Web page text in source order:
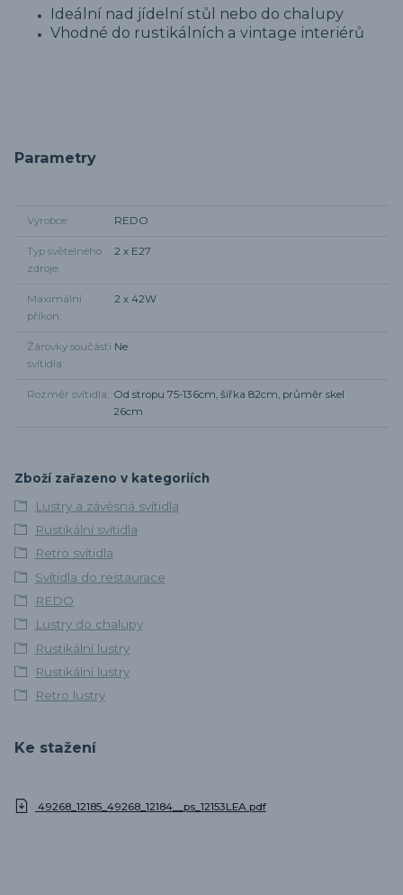
Ideální nad jídelní stůl nebo do chalupy
Vhodné do rustikálních a vintage interiérů
Parametry
Výrobce REDO
Typ světelného
zdroje
2 x E27
Maximální
příkon
2 x 42W
Žárovky součástí
svítidla
Ne
Rozměr svítidla
Od stropu 75-136cm, šířka 82cm, průměr skel
26cm
Zboží zařazeno v kategoriích
Lustry a závěsná svítidla
Rustikální svítidla
Retro svítidla
Svítidla do restaurace
REDO
Lustry do chalupy
Rustikální lustry
Rustikální lustry
Retro lustry
Ke stažení
49268_12185_49268_12184__ps_12153LEA.pdf